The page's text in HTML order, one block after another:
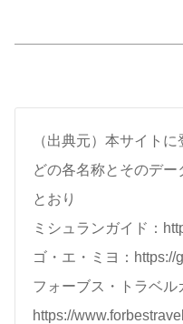
（出典元）本サイト
どの各名称とそのデ
とおり
ミシュランガイド：
ゴ・エ・ミヨ：
フォーブス・トラベル
https://